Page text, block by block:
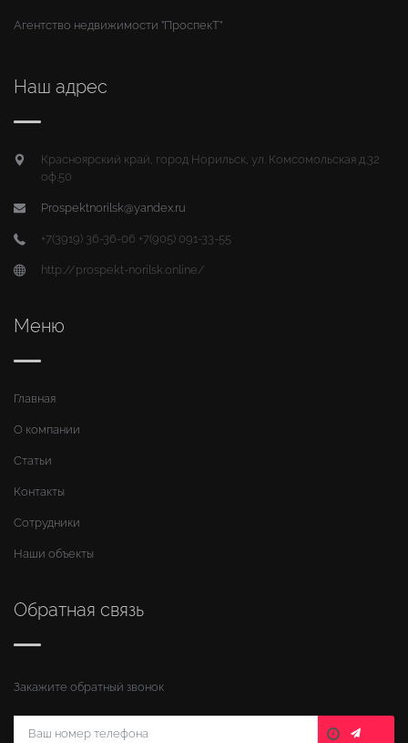
Агентство недвижимости "ПроспекТ"
Наш адрес
Красноярский край, город Норильск, ул. Комсомольская д.32
оф.50
Prospektnorilsk@yandex.ru
+7(3919) 36-36-06 +7(905) 091-33-55
http://prospekt-norilsk.online/
Меню
Главная
О компании
Статьи
Контакты
Сотрудники
Наши объекты
Обратная связь
Закажите обратный звонок